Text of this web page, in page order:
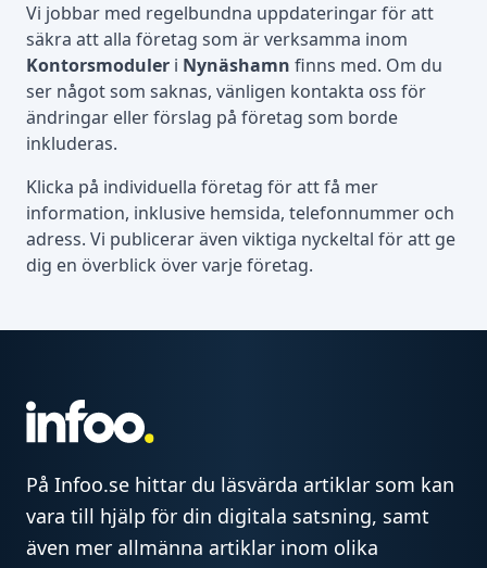
Vi jobbar med regelbundna uppdateringar för att
säkra att alla företag som är verksamma inom
Kontorsmoduler i Nynäshamn finns med. Om du
ser något som saknas, vänligen kontakta oss för
ändringar eller förslag på företag som borde
inkluderas.
Klicka på individuella företag för att få mer
information, inklusive hemsida, telefonnummer och
adress. Vi publicerar även viktiga nyckeltal för att ge
dig en överblick över varje företag.
På Infoo.se hittar du läsvärda artiklar som kan
vara till hjälp för din digitala satsning, samt
även mer allmänna artiklar inom olika